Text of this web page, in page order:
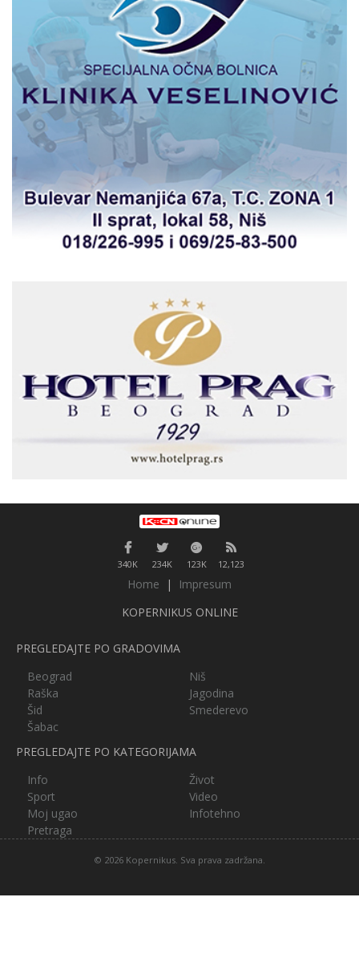
340K 234K 123K 12,123
Home |
Impresum
KOPERNIKUS ONLINE
PREGLEDAJTE PO GRADOVIMA
Beograd
Niš
Raška
Jagodina
Šid
Smederevo
Šabac
PREGLEDAJTE PO KATEGORIJAMA
Info
Život
Sport
Video
Moj ugao
Infotehno
Pretraga
© 2026 Kopernikus. Sva prava zadržana.